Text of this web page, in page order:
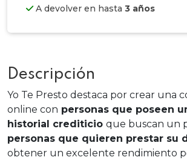
A devolver en hasta 3 años
Descripción
Yo Te Presto destaca por crear una
online con personas que poseen
historial crediticio que buscan un
personas que quieren prestar su
obtener un excelente rendimiento